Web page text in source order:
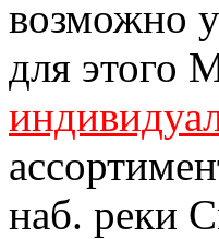
возможно
для этого
наб. реки